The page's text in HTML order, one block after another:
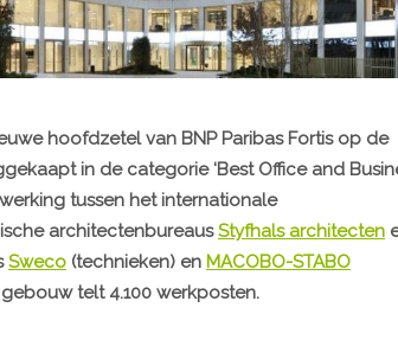
hoofdzetel van BNP Paribas Fortis op de
in de categorie ‘Best Office and
tussen het internationale
architectenbureausStyfhals architecten
Sweco (technieken) en MACOBO-STABO
gebouw telt 4.100 werkposten.